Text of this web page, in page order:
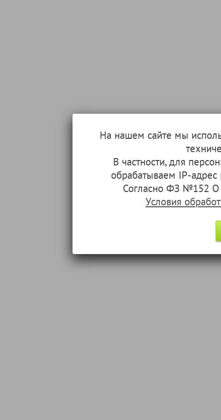
На нашем сайте мы
В частности, для
обрабатываем IP-
Согласно ФЗ №152 О
Условия